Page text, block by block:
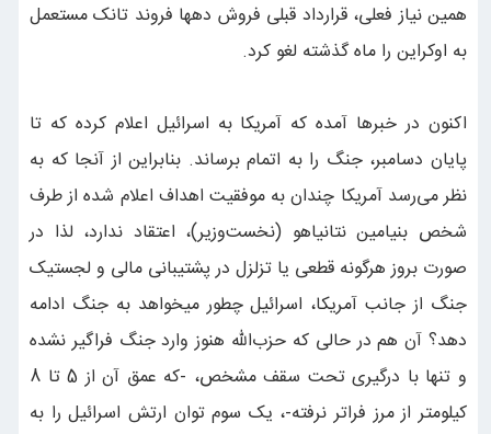
همین نیاز فعلی، قرارداد قبلی فروش دهها فروند تانک مستعمل
به اوکراین را ماه گذشته لغو کرد.
اکنون در خبرها آمده که آمریکا به اسرائیل اعلام کرده که تا
پایان دسامبر، جنگ را به اتمام برساند. بنابراین از آنجا که به
نظر می‌رسد آمریکا چندان به موفقیت اهداف اعلام شده از طرف
شخص بنیامین نتانیاهو (نخست‌وزیر)، اعتقاد ندارد، لذا در
صورت بروز هرگونه قطعی یا تزلزل در پشتیبانی مالی و لجستیک
جنگ از جانب آمریکا، اسرائیل چطور میخواهد به جنگ ادامه
دهد؟ آن هم در حالی که حزب‌الله هنوز وارد جنگ فراگیر نشده
و تنها با درگیری تحت سقف مشخص، -که عمق آن از 5 تا 8
کیلومتر از مرز فراتر نرفته-، یک سوم توان ارتش اسرائیل را به